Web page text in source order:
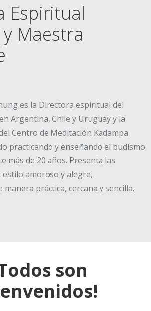
Espiritual
Maestra
es la Directora espiritual del
Argentina, Chile y Uruguay y la
Centro de Meditación Kadampa
practicando y enseñando el budismo
más de 20 años. Presenta las
estilo amoroso y alegre,
práctica, cercana y sencilla.
son